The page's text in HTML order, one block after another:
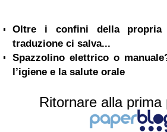
Oltre i confini della propria
traduzione ci salva...
Spazzolino elettrico o
l’igiene e la salute orale
Ritornare alla prima